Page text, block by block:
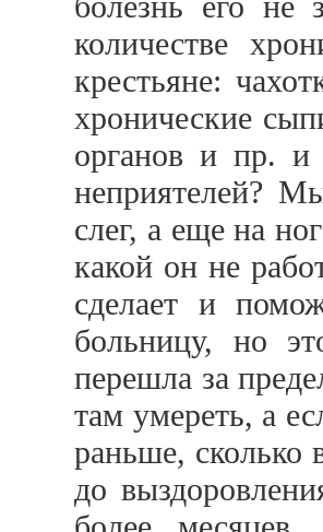
количестве
крестьяне:
хронические
органов и пр. и
неприятелей?
слег, а еще на
какой он не
сделает и
больницу, но
перешла за
там умереть, а
раньше, сколько
до